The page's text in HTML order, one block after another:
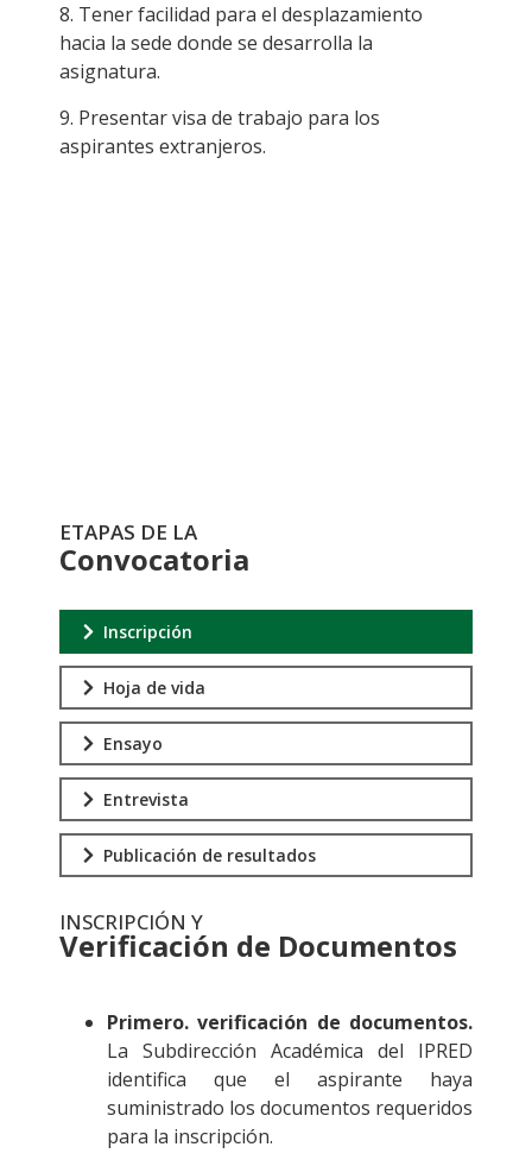
8. Tener facilidad para el desplazamiento
hacia la sede donde se desarrolla la
asignatura.
9. Presentar visa de trabajo para los
aspirantes extranjeros.
ETAPAS DE LA
Convocatoria
Inscripción
Hoja de vida
Ensayo
Entrevista
Publicación de resultados
INSCRIPCIÓN Y
Verificación de Documentos
Primero. verificación de documentos.
La Subdirección Académica del IPRED
identifica que el aspirante haya
suministrado los documentos requeridos
para la inscripción.